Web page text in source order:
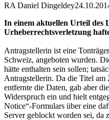
RA Daniel Dingeldey
In einem aktuellen Urteil des
Urheberrechtsverletzung
Antragstellerin ist eine
Schweiz, angeboten wurden.
hätte enthalten sein sollen;
Antragstellerin. Da die Titel am
entfernte die Daten, gab aber
Widerspruch ein und hielt
Notice“-Formulars über eine
Server geblockt worden sei, da